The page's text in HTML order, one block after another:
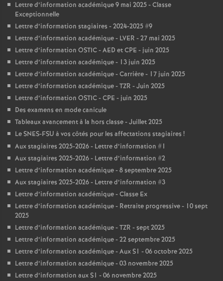
Lettre d’information académique 9 mai 2025 - Classe
Exceptionnelle
Lettre d’information stagiaires - 2024-2025 #9
Lettre d’information académique - LVER - 27 mai 2025
Lettre d’information OSTIC - AED et CPE - juin 2025
Lettre d’information académique - 13 juin 2025
Lettre d’information académique - Carrière - 17 juin 2025
Lettre d’information académique - TZR - Juin 2025
Lettre d’information OSTIC - CPE - juin 2025
Des examens en mode canicule
Tableaux avancement à la hors classe - Juillet 2025
Le SNES-FSU à vos côtés pour les affectations stagiaires !
Aux stagiaires 2025-2026 - Lettre d’information #1
Aux stagiaires 2025-2026 - Lettre d’information #2
Lettre d’information académique - 8 septembre 2025
Aux stagiaires 2025-2026 - Lettre d’information #3
Lettre d’information académique - Classe Ex
Lettre d’information académique - Retraite progressive - 10 sept
2025
Lettre d’information académique - TZR - sept 2025
Lettre d’information académique - 22 septembre 2025
Lettre d’information académique - Aux S1 - 06 octobre 2025
Lettre d’information académique - 03 novembre 2025
Lettre d’information aux S1 - 06 novembre 2025